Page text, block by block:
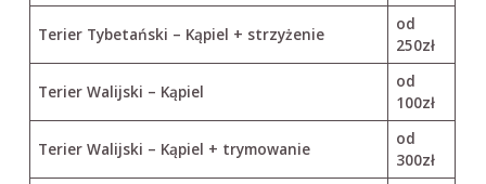
Terier Tybetański – Kąpiel + strzyżenie
od
250zł
Terier Walijski – Kąpiel
od
100zł
Terier Walijski – Kąpiel + trymowanie
od
300zł